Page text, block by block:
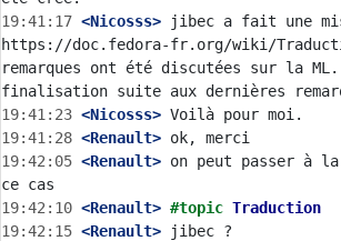
19:41:17 <Nicosss> jibec a fait une
https://doc.fedora-fr.org/wiki/
remarques ont été discutées sur la
19:41:23 <Nicosss>
19:41:28 <Renault>
19:42:05 <Renault> on peut passer à
19:42:10 <Renault> #topic Traduction
19:42:15 <Renault>